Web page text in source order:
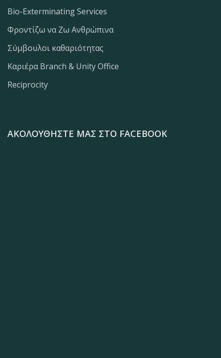
Bio-Exterminating Services
Φροντίζω να Ζω Ανθρώπινα
Σύμβουλοι καθαριότητας
Καριέρα Branch & Unity Office
Reciprocity
ΑΚΟΛΟΥΘΉΣΤΕ ΜΑΣ ΣΤΟ FACEBOOK